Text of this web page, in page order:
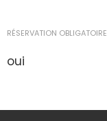
RÉSERVATION OBLIGATOIRE
oui